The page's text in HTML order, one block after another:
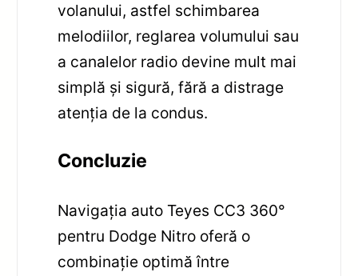
volanului, astfel schimbarea
melodiilor, reglarea volumului sau
a canalelor radio devine mult mai
simplă și sigură, fără a distrage
atenția de la condus.
Concluzie
Navigația auto Teyes CC3 360°
pentru Dodge Nitro oferă o
combinație optimă între